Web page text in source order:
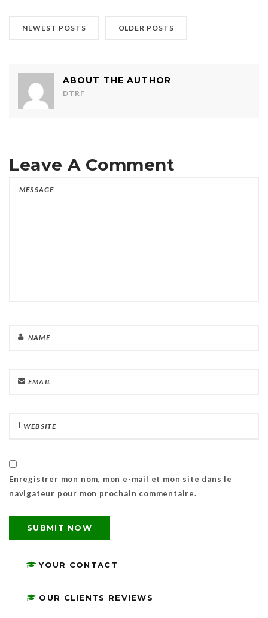
NEWEST POSTS OLDER POSTS
ABOUT THE AUTHOR
DTRF
Leave A Comment
Enregistrer mon nom, mon e-mail et mon site dans le
navigateur pour mon prochain commentaire.
YOUR CONTACT
OUR CLIENTS REVIEWS